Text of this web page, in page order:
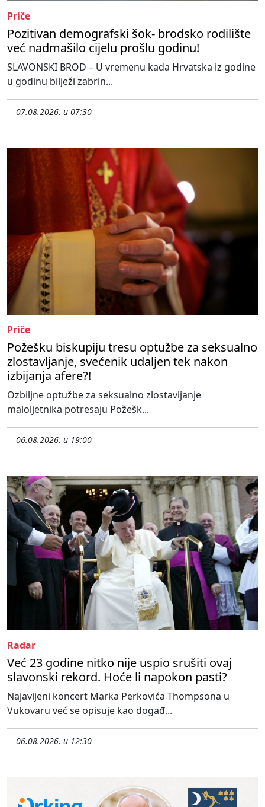
Priče
Pozitivan demografski šok- brodsko rodilište
već nadmašilo cijelu prošlu godinu!
SLAVONSKI BROD – U vremenu kada Hrvatska iz godine
u godinu bilježi zabrin...
07.08.2026. u 07:30
Priče
Požešku biskupiju tresu optužbe za seksualno
zlostavljanje, svećenik udaljen tek nakon
izbijanja afere?!
Ozbiljne optužbe za seksualno zlostavljanje
maloljetnika potresaju Požešk...
06.08.2026. u 19:00
Radar
Već 23 godine nitko nije uspio srušiti ovaj
slavonski rekord. Hoće li napokon pasti?
Najavljeni koncert Marka Perkovića Thompsona u
Vukovaru već se opisuje kao događ...
06.08.2026. u 12:30